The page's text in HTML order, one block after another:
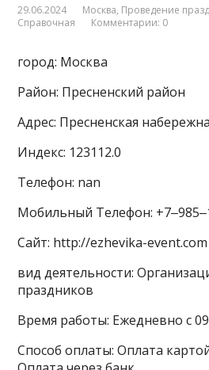
29.06.2024 Москва, Проведение
Справочная
Комментарии: 0
город: Москва
Район: Пресненский район
Адрес: Пресненская
Индекс: 123112.0
Телефон: nan
Мобильный Телефон:
Сайт: http://ezhevika-event.com
вид деятельности:
праздников
Время работы: Ежедневно с
Способ оплаты: Оплата